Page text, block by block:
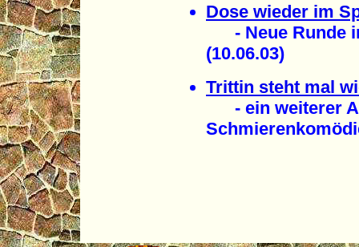
Dose wieder im
- Neue Runde
(10.06.03)
Trittin steht mal
- ein weiterer